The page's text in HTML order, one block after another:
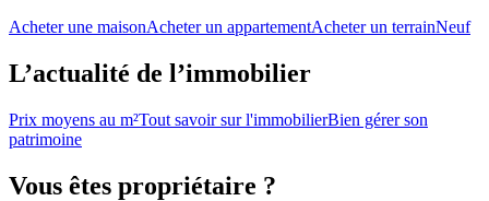
Acheter une maisonAcheter un appartementAcheter un terrainNeuf
L’actualité de l’immobilier
Prix moyens au m²Tout savoir sur l'immobilierBien gérer son
patrimoine
Vous êtes propriétaire ?